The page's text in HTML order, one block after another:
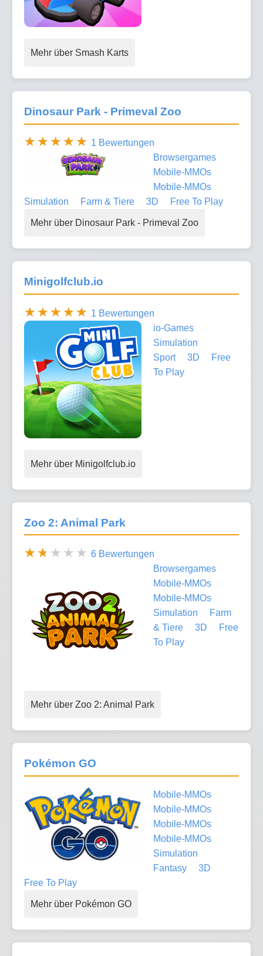
Mehr über Smash Karts
Dinosaur Park - Primeval Zoo
1 Bewertungen
Browsergames
Mobile-MMOs
Mobile-MMOs
Simulation
Farm & Tiere 3D Free To Play
Mehr über Dinosaur Park - Primeval Zoo
Minigolfclub.io
1 Bewertungen
io-Games
Simulation
Sport
3D
Free
To Play
Mehr über Minigolfclub.io
Zoo 2: Animal Park
6 Bewertungen
Browsergames
Mobile-MMOs
Mobile-MMOs
Simulation
Farm
& Tiere
3D
Free
To Play
Mehr über Zoo 2: Animal Park
Pokémon GO
Mobile-MMOs
Mobile-MMOs
Mobile-MMOs
Mobile-MMOs
Simulation
Fantasy
3D
Free To Play
Mehr über Pokémon GO